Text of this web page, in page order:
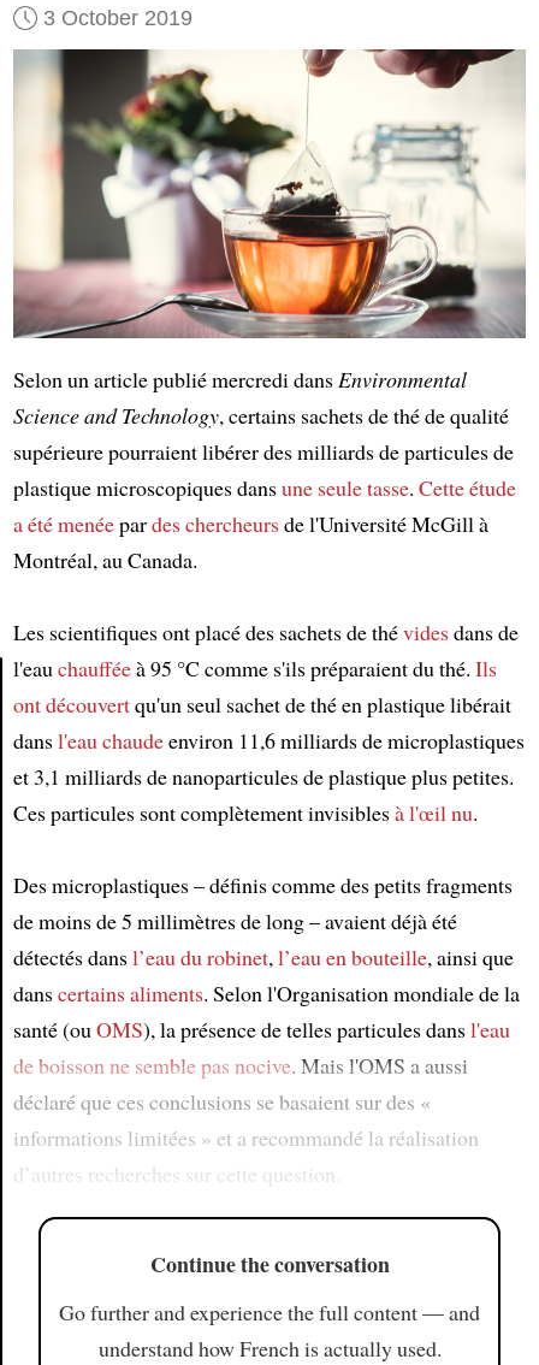
3 October 2019
Selon un article publié mercredi dans Environmental
Science and Technology, certains sachets de thé de qualité
supérieure pourraient libérer des milliards de particules de
plastique microscopiques dansune seule tasse. Cette étude
a été menéepardes chercheursde l'Université McGill à
Montréal, au Canada.
Les scientifiques ont placé des sachets de thévidesdans de
l'eau chaufféeà 95 °C comme s'ils préparaient du thé. Ils
ont découvertqu'un seul sachet de thé en plastique libérait
dansl'eau chaudeenviron 11,6 milliards de microplastiques
et 3,1 milliards de nanoparticules de plastique plus petites.
Ces particules sont complètement invisiblesà l'œil nu.
Des microplastiques – définis comme des petits fragments
de moins de 5 millimètres de long – avaient déjà été
détectés dansl’eau du robinet, l’eau en bouteille, ainsi que
danscertains aliments. Selon l'Organisation mondiale de la
santé (ou OMS), la présence de telles particules dansl'eau
de boisson ne semble pas nocive. Mais l'OMS a aussi
déclaré que ces conclusions se basaient sur des «
informations limitées » et a recommandé la réalisation
d’autres recherches sur cette question.
Continue the conversation
Go further and experience the full content — and
understand how French is actually used.